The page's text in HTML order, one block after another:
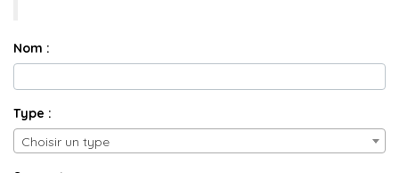
Nom :
Type :
Choisir un type